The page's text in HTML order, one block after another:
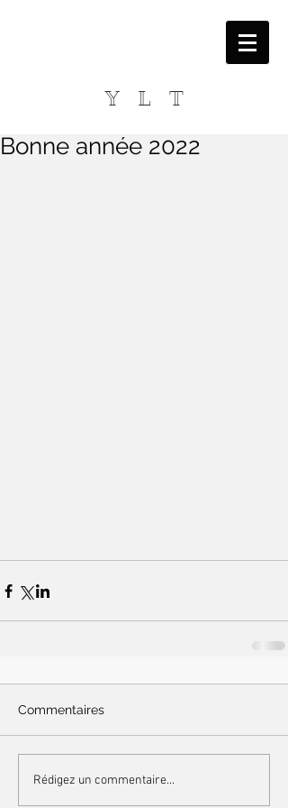
Y L T
Bonne année 2022
Commentaires
Rédigez un commentaire...